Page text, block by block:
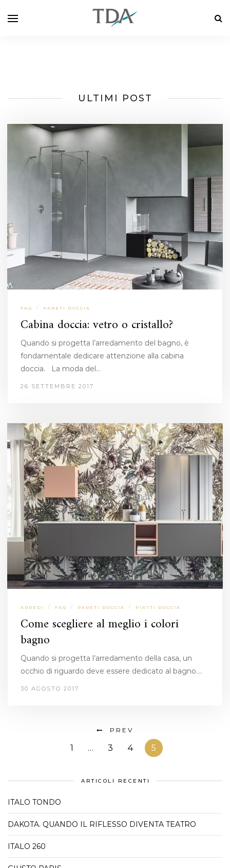
ULTIMI POST
FAQ / PARETI DOCCIA
Cabina doccia: vetro o cristallo?
Quando si progetta l’arredamento del bagno, è
fondamentale dedicare attenzione alla cabina
doccia. La moda del…
26 SETTEMBRE 2017
ARREDI / FAQ / PARETI DOCCIA / PIATTI DOCCIA
Come scegliere al meglio i colori
bagno
Quando si progetta l’arredamento della casa, un
occhio di riguardo deve essere dedicato al bagno.…
30 AGOSTO 2017
PREV
1 … 3 4 5
ARTICOLI RECENTI
ITALO TONDO
DAKOTA. QUANDO IL RIFLESSO DIVENTA TEATRO
ITALO 260